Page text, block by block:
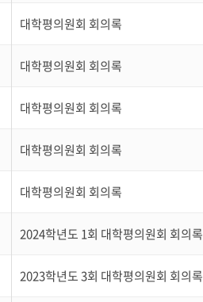
대학평의원회 회의록
대학평의원회 회의록
대학평의원회 회의록
대학평의원회 회의록
대학평의원회 회의록
2024학년도 1회 대학평의원회 회의록
2023학년도 3회 대학평의원회 회의록